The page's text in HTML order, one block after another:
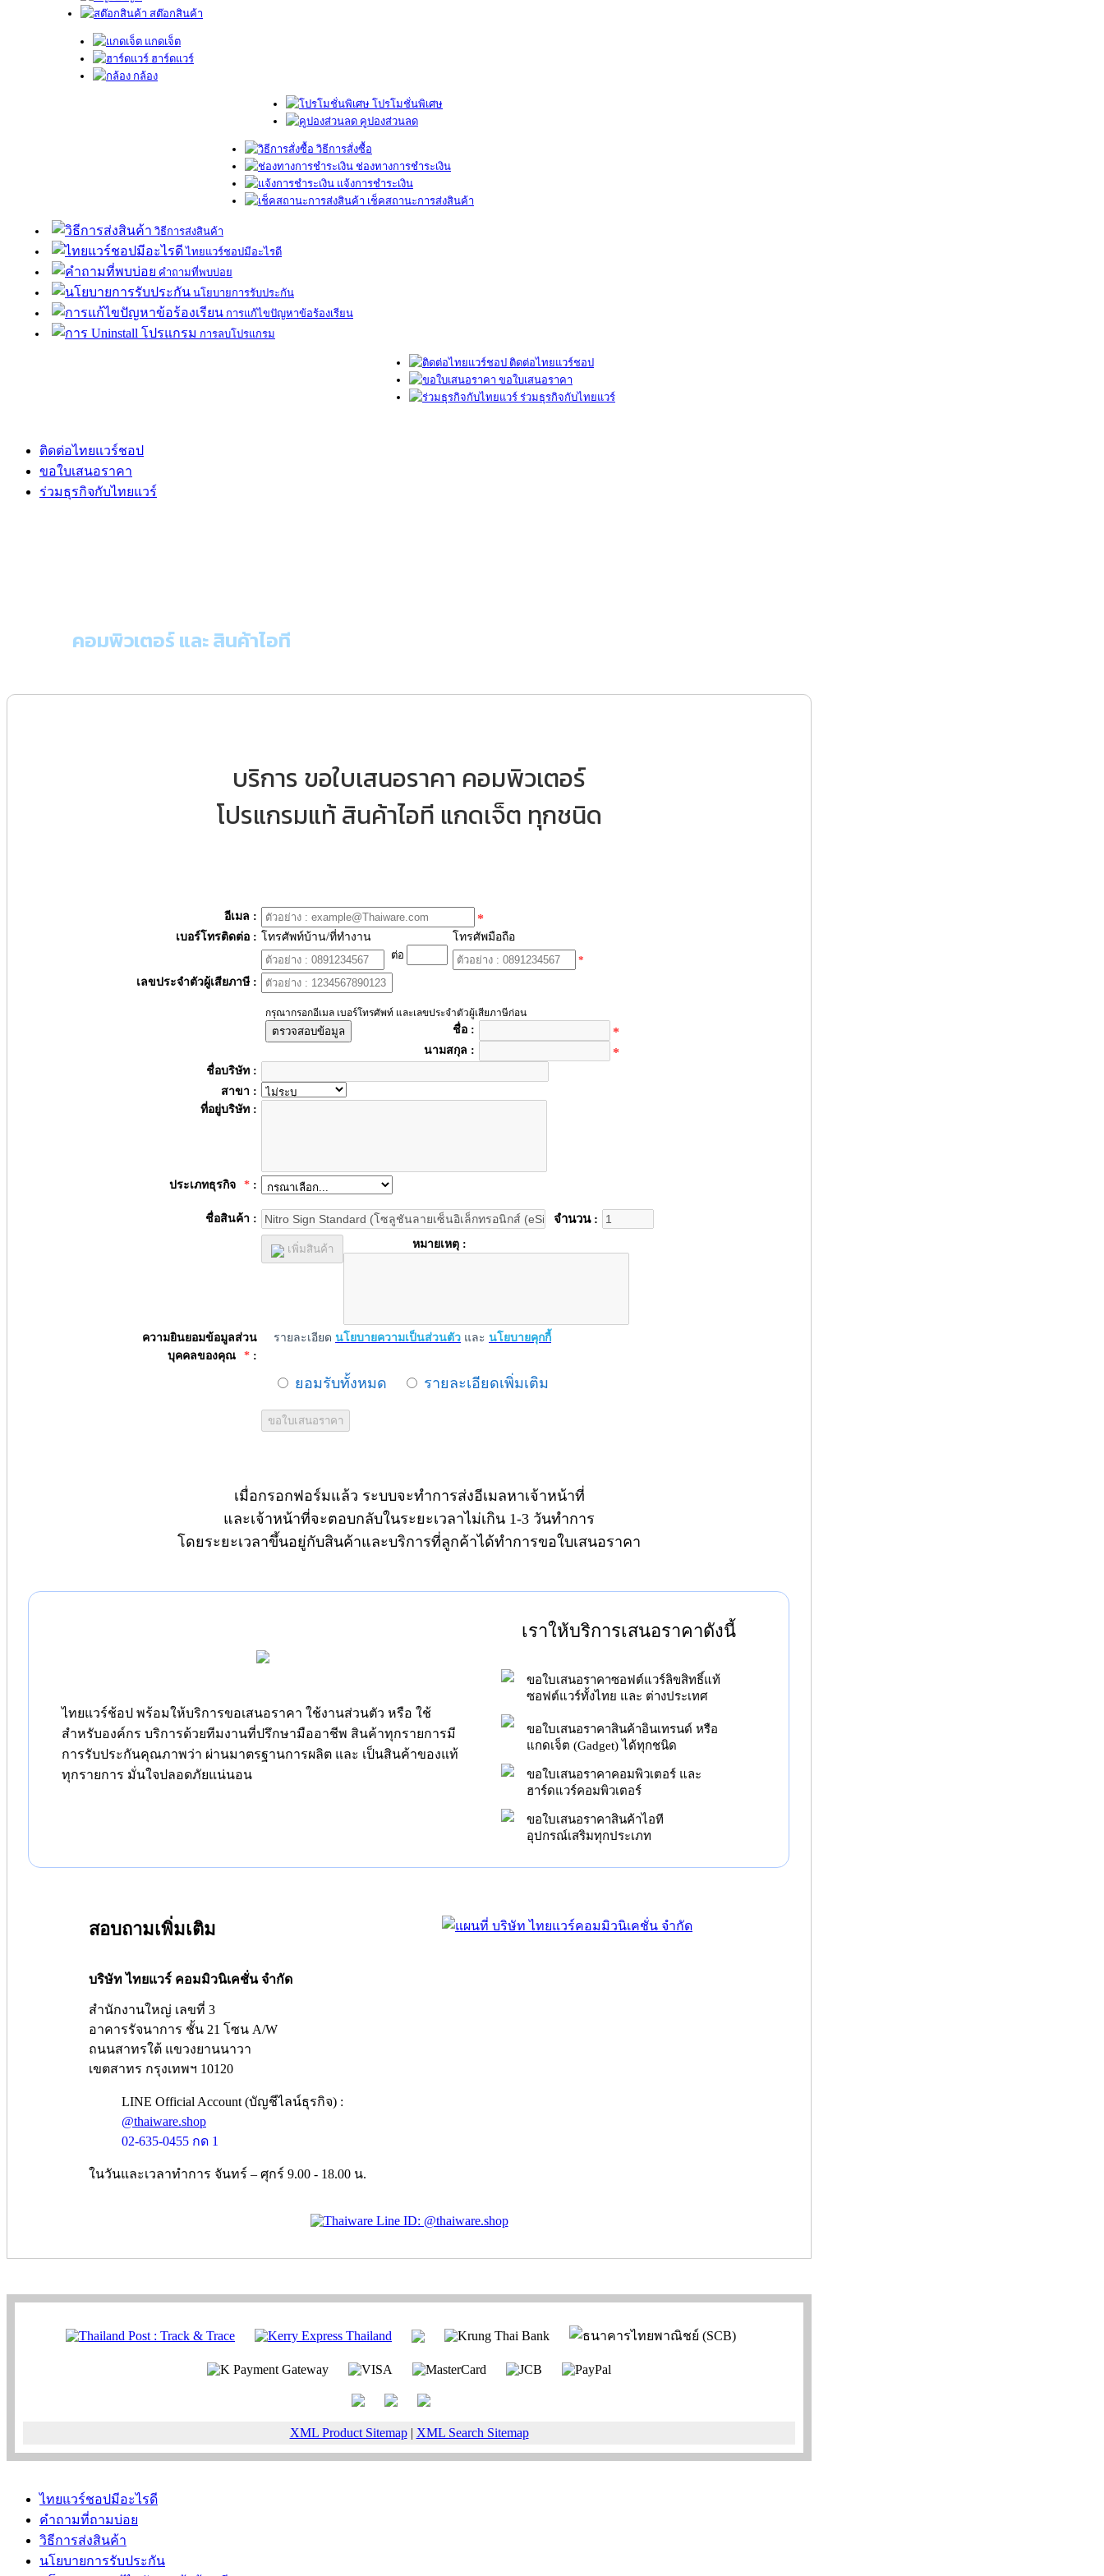
สต๊อกสินค้า
แกดเจ็ต
ฮาร์ดแวร์
กล้อง
โปรโมชั่นพิเศษ
คูปองส่วนลด
วิธีการสั่งซื้อ
ช่องทางการชำระเงิน
แจ้งการชำระเงิน
เช็คสถานะการส่งสินค้า
วิธีการส่งสินค้า
ไทยแวร์ชอปมีอะไรดี
คำถามที่พบบ่อย
นโยบายการรับประกัน
การแก้ไขปัญหาข้อร้องเรียน
การลบโปรแกรม
ติดต่อไทยแวร์ชอป
ขอใบเสนอราคา
ร่วมธุรกิจกับไทยแวร์
ติดต่อไทยแวร์ชอป
ขอใบเสนอราคา
ร่วมธุรกิจกับไทยแวร์
คอมพิวเตอร์ และ สินค้าไอที
บริการ ขอใบเสนอราคา คอมพิวเตอร์
โปรแกรมแท้ สินค้าไอที แกดเจ็ต ทุกชนิด
อีเมล : *
เบอร์โทรติดต่อ : โทรศัพท์บ้าน/ที่ทำงาน
ต่อ
โทรศัพมือถือ
*
เลขประจำตัวผู้เสียภาษี :
กรุณากรอกอีเมล เบอร์โทรศัพท์ และเลขประจำตัวผู้เสียภาษีก่อน
ตรวจสอบข้อมูล ชื่อ : *
นามสกุล : *
ชื่อบริษัท :
สาขา :
ที่อยู่บริษัท :
ประเภทธุรกิจ * :
ชื่อสินค้า : จำนวน :
เพิ่มสินค้า หมายเหตุ :
ความยินยอมข้อมูลส่วน
บุคคลของคุณ
* :
รายละเอียด นโยบายความเป็นส่วนตัว และ นโยบายคุกกี้
ยอมรับทั้งหมด รายละเอียดเพิ่มเติม
เมื่อกรอกฟอร์มแล้ว ระบบจะทำการส่งอีเมลหาเจ้าหน้าที่
และเจ้าหน้าที่จะตอบกลับในระยะเวลาไม่เกิน 1-3 วันทำการ
โดยระยะเวลาขึ้นอยู่กับสินค้าและบริการที่ลูกค้าได้ทำการขอใบเสนอราคา
ไทยแวร์ช้อป พร้อมให้บริการขอเสนอราคา ใช้งานส่วนตัว หรือ ใช้
สำหรับองค์กร บริการด้วยทีมงานที่ปรึกษามืออาชีพ สินค้าทุกรายการมี
การรับประกันคุณภาพว่า ผ่านมาตรฐานการผลิต และ เป็นสินค้าของแท้
ทุกรายการ มั่นใจปลอดภัยแน่นอน
เราให้บริการเสนอราคาดังนี้
ขอใบเสนอราคาซอฟต์แวร์ลิขสิทธิ์แท้
ซอฟต์แวร์ทั้งไทย และ ต่างประเทศ
ขอใบเสนอราคาสินค้าอินเทรนด์ หรือ
แกดเจ็ต (Gadget) ได้ทุกชนิด
ขอใบเสนอราคาคอมพิวเตอร์ และ
ฮาร์ดแวร์คอมพิวเตอร์
ขอใบเสนอราคาสินค้าไอที
อุปกรณ์เสริมทุกประเภท
สอบถามเพิ่มเติม
บริษัท ไทยแวร์ คอมมิวนิเคชั่น จำกัด
สำนักงานใหญ่ เลขที่ 3
อาคารรัจนาการ ชั้น 21 โซน A/W
ถนนสาทรใต้ แขวงยานนาวา
เขตสาทร กรุงเทพฯ 10120
LINE Official Account (บัญชีไลน์ธุรกิจ) :
@thaiware.shop
02-635-0455 กด 1
ในวันและเวลาทำการ จันทร์ – ศุกร์ 9.00 - 18.00 น.
XML Product Sitemap| XML Search Sitemap
ไทยแวร์ชอปมีอะไรดี
คำถามที่ถามบ่อย
วิธีการส่งสินค้า
นโยบายการรับประกัน